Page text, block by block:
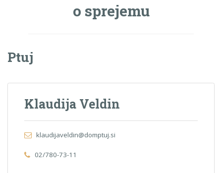
o sprejemu
Ptuj
Klaudija Veldin
klaudijaveldin@domptuj.si
02/780-73-11